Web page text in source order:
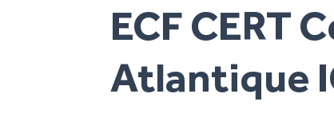
ECF CERT
Atlantique